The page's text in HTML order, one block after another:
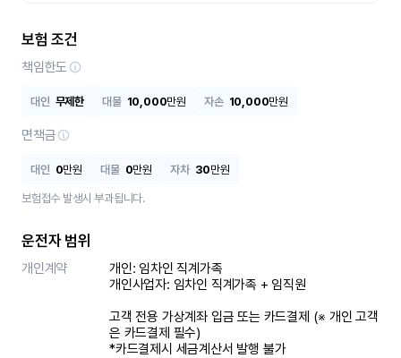
보험 조건
책임한도
대인 무제한 대물 10,000만원 자손 10,000만원
면책금
대인 0만원 대물 0만원 자차 30만원
보험접수 발생시 부과됩니다.
운전자 범위
개인계약
개인: 임차인 직계가족
개인사업자: 임차인 직계가족 + 임직원
고객 전용 가상계좌 입금 또는 카드결제 (※ 개인 고객
은 카드결제 필수)
*카드결제시 세금계산서 발행 불가